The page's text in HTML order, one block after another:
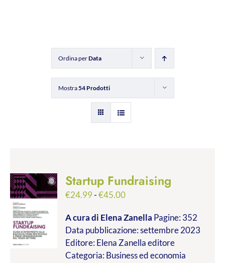
Ordina perData
Mostra54 Prodotti
Startup Fundraising
€24.99-€45.00Fascia
prezzo:
da
€24.99
a
A cura di Elena Zanella Pagine: 352
Data pubblicazione: settembre 2023
Editore: Elena Zanella editore
Categoria: Business ed economia